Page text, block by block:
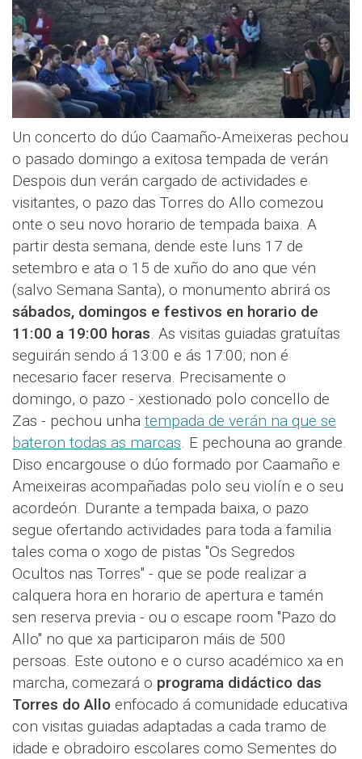
Un concerto do dúo Caamaño-Ameixeras pechou
o pasado domingo a exitosa tempada de verán
Despois dun verán cargado de actividades e
visitantes, o pazo das Torres do Allo comezou
onte o seu novo horario de tempada baixa. A
partir desta semana, dende este luns 17 de
setembro e ata o 15 de xuño do ano que vén
(salvo Semana Santa), o monumento abrirá os
sábados, domingos e festivos en horario de
11:00 a 19:00 horas . As visitas guiadas gratuítas
seguirán sendo á 13:00 e ás 17:00; non é
necesario facer reserva. Precisamente o
domingo, o pazo - xestionado polo concello de
Zas - pechou unha tempada de verán na que se
bateron todas as marcas . E pechouna ao grande.
Diso encargouse o dúo formado por Caamaño e
Ameixeiras acompañadas polo seu violín e o seu
acordeón. Durante a tempada baixa, o pazo
segue ofertando actividades para toda a familia
tales coma o xogo de pistas "Os Segredos
Ocultos nas Torres" - que se pode realizar a
calquera hora en horario de apertura e tamén
sen reserva previa - ou o escape room "Pazo do
Allo" no que xa participaron máis de 500
persoas. Este outono e o curso académico xa en
marcha, comezará o programa didáctico das
Torres do Allo enfocado á comunidade educativa
con visitas guiadas adaptadas a cada tramo de
idade e obradoiro escolares como Sementes do